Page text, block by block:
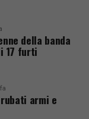
della banda
17 furti
armi e